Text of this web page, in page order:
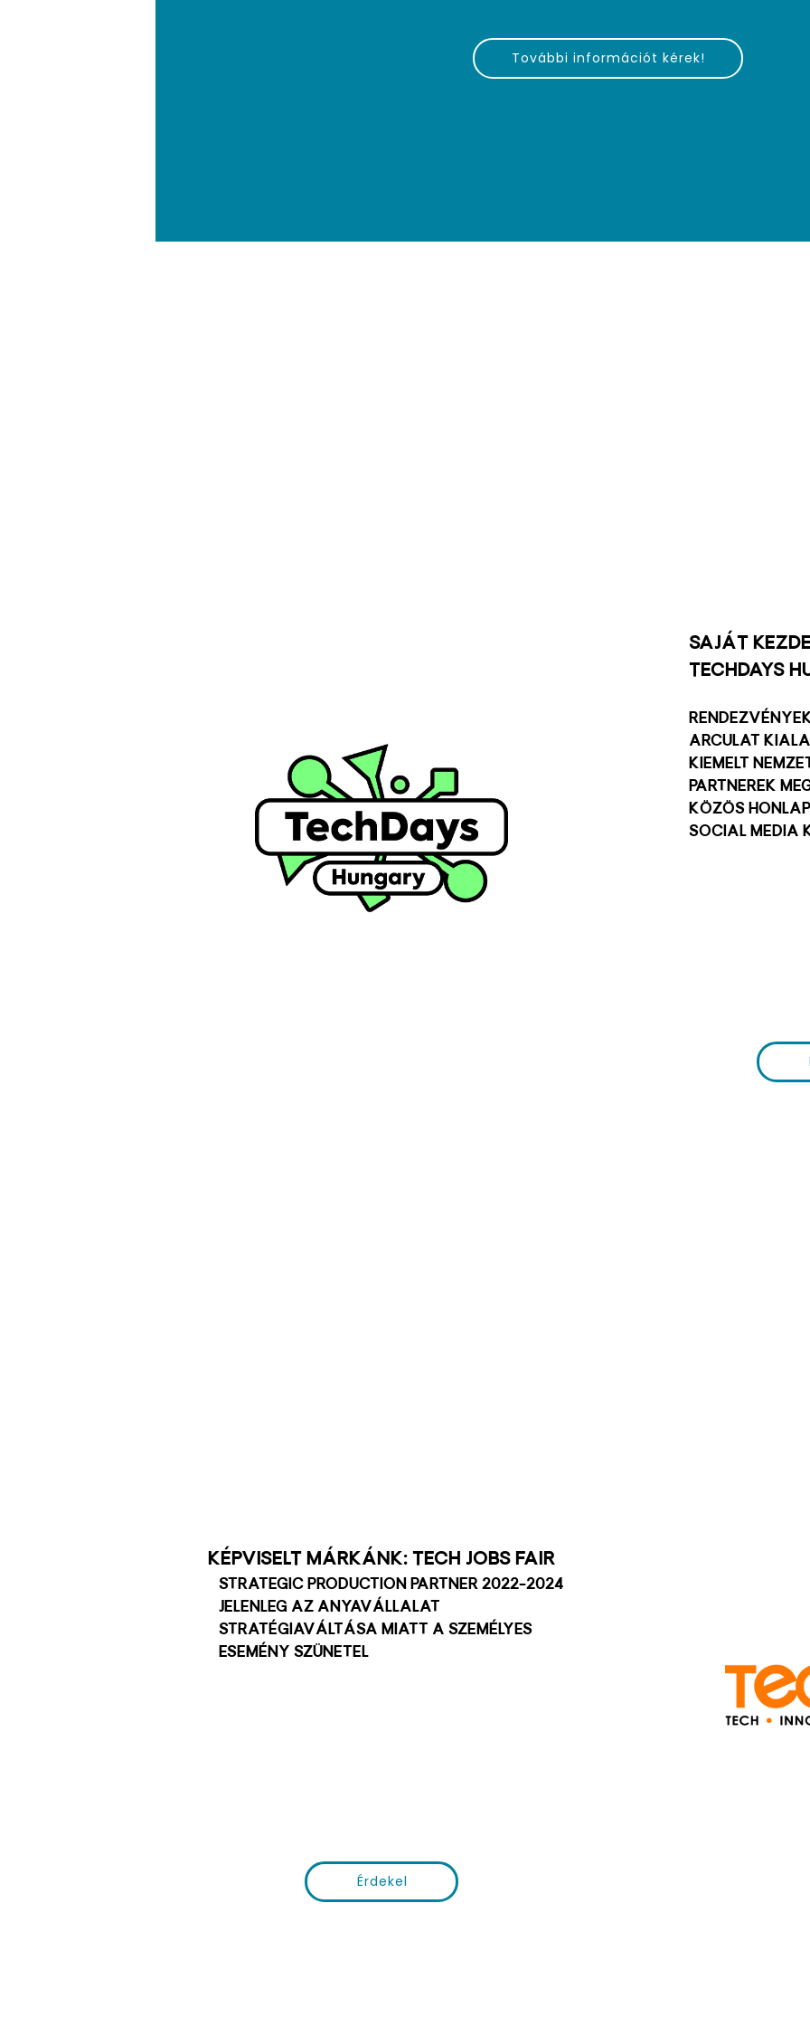
További információt kérek!
Saját
TechDays
arculat
kiemelt
partnerek
közös honlap
social media
Képviselt márkánk: Tech Jobs Fair
strategic production partner 2022-2024
jelenleg az anyavállalat
stratégiaváltása miatt a személyes
esemény szünetel
Érdekel